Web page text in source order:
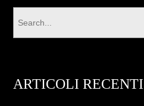
ARTICOLI RECENTI